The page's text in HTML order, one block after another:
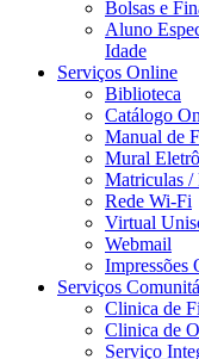
Bolsas e
Aluno
Idade
Serviços Online
Biblioteca
Catálogo
Manual de
Mural
Matriculas /
Rede Wi-Fi
Virtual
Webmail
Impressões
Serviços
Clinica de
Clinica de
Serviço